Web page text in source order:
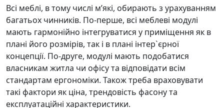
Всі меблі, в тому числі м’які, обирають з урахуванням
багатьох чинників. По-перше, всі меблеві модулі
мають гармонійно інтегруватися у приміщення як в
плані його розмірів, так і в плані інтер`єрної
концепції. По-друге, модулі мають подобатися
власникам житла чи офісу та відповідати всім
стандартам ергономіки. Також треба враховувати
такі фактори як ціна, трендовість фасону та
експлуатаційні характеристики.